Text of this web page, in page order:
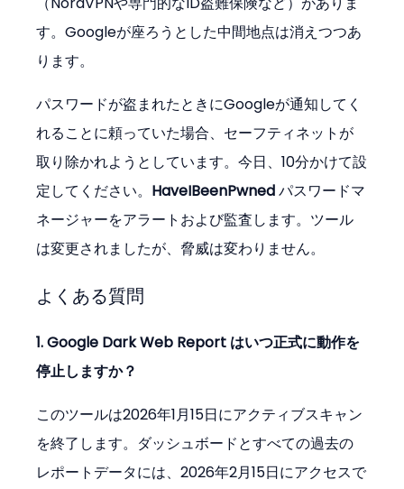
す。Googleが座ろうとした中間地点は消えつつあ
ります。
パスワードが盗まれたときにGoogleが通知してく
れることに頼っていた場合、セーフティネットが
取り除かれようとしています。今日、10分かけて設
定してください。 HaveIBeenPwned パスワードマ
ネージャーをアラートおよび監査します。ツール
は変更されましたが、脅威は変わりません。
よくある質問
1. Google Dark Web Report はいつ正式に動作を
停止しますか？
このツールは2026年1月15日にアクティブスキャン
を終了します。ダッシュボードとすべての過去の
レポートデータには、2026年2月15日にアクセスで